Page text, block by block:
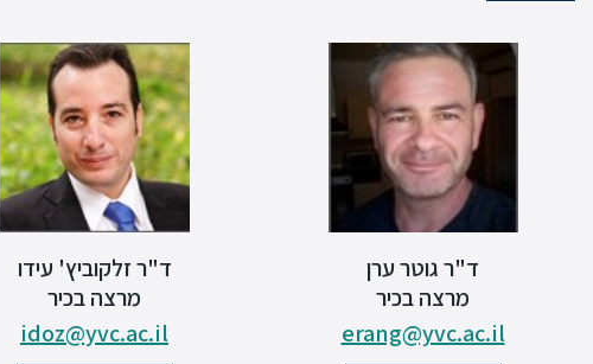
ד"ר גוטר ערן
מרצה בכיר
erang@yvc.ac.il
ד"ר זלקוביץ' עידו
מרצה בכיר
idoz@yvc.ac.il